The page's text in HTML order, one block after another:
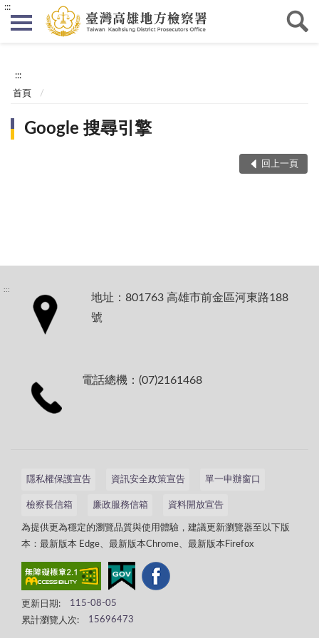
:::
:::
首頁
Google 搜尋引擎
回上一頁
:::
地址：801763 高雄市前金區河東路188
號
電話總機：(07)2161468
隱私權保護宣告 資訊安全政策宣告 單一申辦窗口
檢察長信箱 廉政服務信箱 資料開放宣告
為提供更為穩定的瀏覽品質與使用體驗，建議更新瀏覽器至以下版
本：最新版本 Edge、最新版本Chrome、最新版本Firefox
更新日期:
115-08-05
累計瀏覽人次:
15696473